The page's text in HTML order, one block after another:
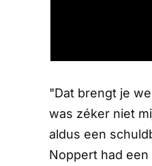
"Dat brengt je
was zéker niet
aldus een
Noppert had